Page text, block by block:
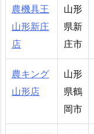
農機具王
山形新庄
店
山形
県新
庄市
農キング
山形店
山形
県鶴
岡市